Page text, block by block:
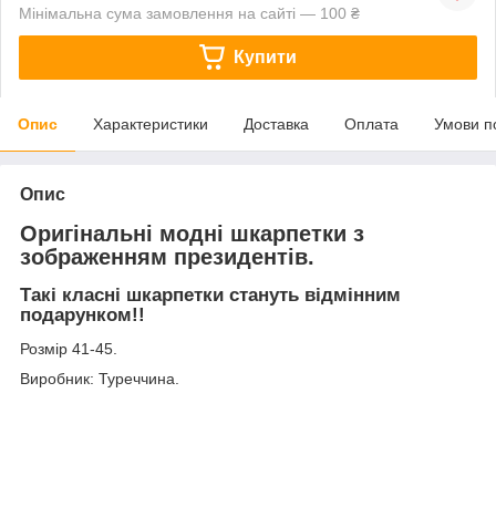
Мінімальна сума замовлення на сайті — 100 ₴
Купити
Опис Характеристики Доставка Оплата Умови
Опис
Оригінальні модні шкарпетки з
зображенням президентів.
Такі класні шкарпетки стануть відмінним
подарунком!!
Розмір 41-45.
Виробник: Туреччина.